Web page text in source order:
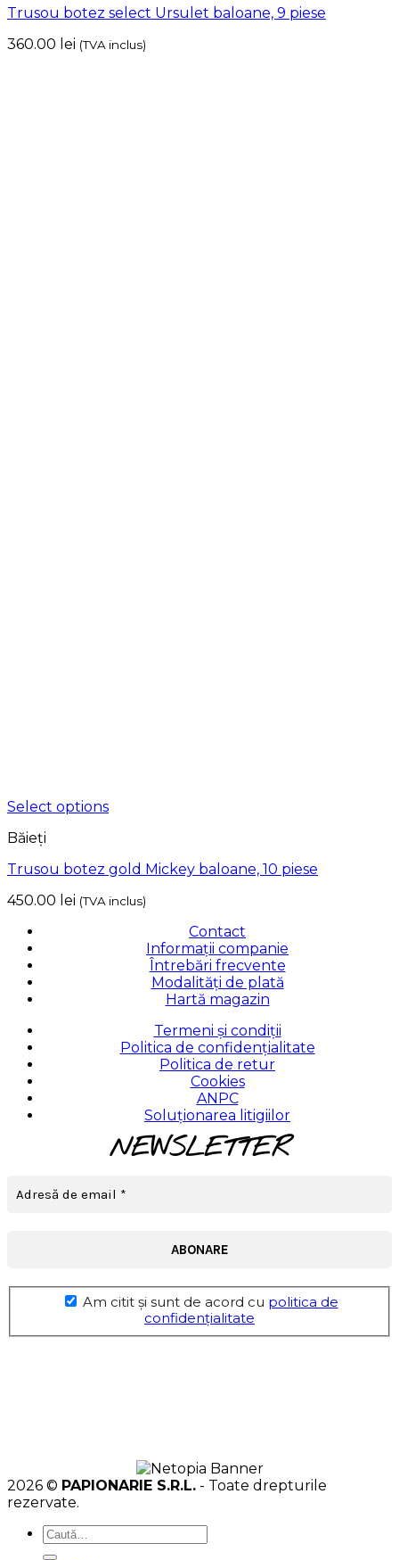
Trusou botez select Ursulet baloane, 9 piese
360.00 lei (TVA inclus)
Select options
Băieți
Trusou botez gold Mickey baloane, 10 piese
450.00 lei (TVA inclus)
Contact
Informații companie
Întrebări frecvente
Modalități de plată
Hartă magazin
Termeni și condiții
Politica de confidențialitate
Politica de retur
Cookies
ANPC
Soluționarea litigiilor
NEWSLETTER
Am citit şi sunt de acord cu politica de
confidențialitate
2026 © PAPIONARIE S.R.L. - Toate drepturile
rezervate.
Caută